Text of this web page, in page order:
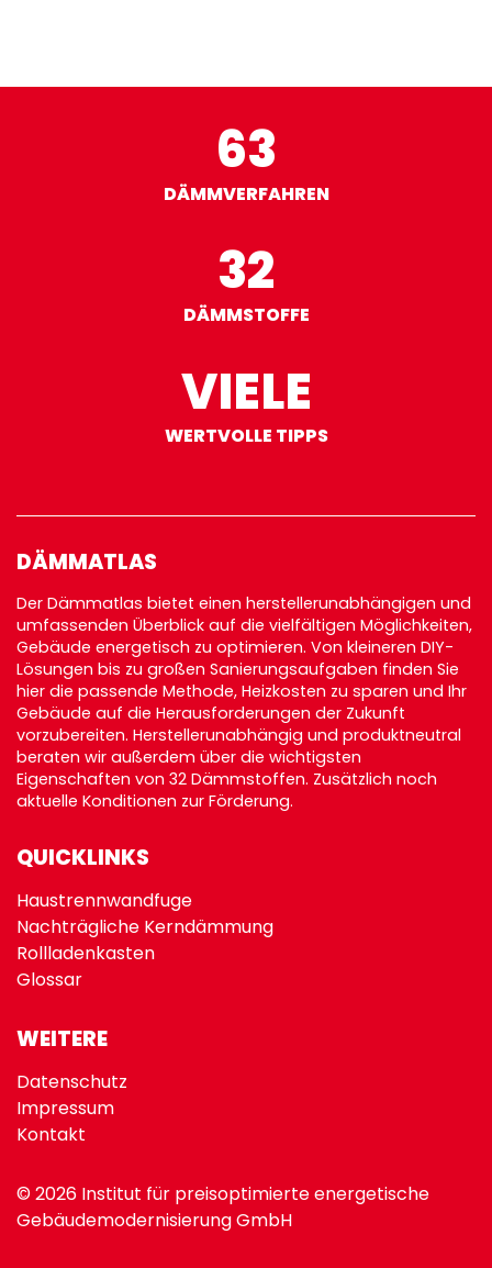
63
DÄMMVERFAHREN
32
DÄMMSTOFFE
VIELE
WERTVOLLE TIPPS
DÄMMATLAS
Der Dämmatlas bietet einen herstellerunabhängigen und
umfassenden Überblick auf die vielfältigen Möglichkeiten,
Gebäude energetisch zu optimieren. Von kleineren DIY-
Lösungen bis zu großen Sanierungsaufgaben finden Sie
hier die passende Methode, Heizkosten zu sparen und Ihr
Gebäude auf die Herausforderungen der Zukunft
vorzubereiten. Herstellerunabhängig und produktneutral
beraten wir außerdem über die wichtigsten
Eigenschaften von 32 Dämmstoffen. Zusätzlich noch
aktuelle Konditionen zur Förderung.
QUICKLINKS
Haustrennwandfuge
Nachträgliche Kerndämmung
Rollladenkasten
Glossar
WEITERE
Datenschutz
Impressum
Kontakt
© 2026 Institut für preisoptimierte energetische
Gebäudemodernisierung GmbH